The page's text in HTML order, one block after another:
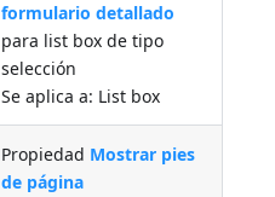
formulario detallado
para list box de tipo
selección
Se aplica a: List box
Propiedad Mostrar pies
de página